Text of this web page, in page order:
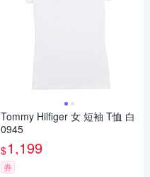
Tommy Hilfiger 女 短袖 T恤 白
0945
$1,199
券